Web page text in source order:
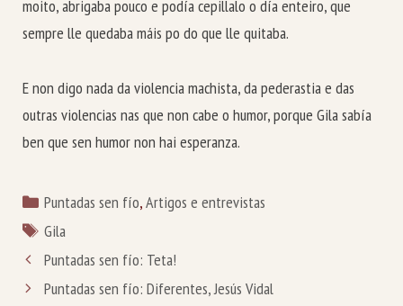
moito, abrigaba pouco e podía cepillalo o día enteiro, que
sempre lle quedaba máis po do que lle quitaba.
E non digo nada da violencia machista, da pederastia e das
outras violencias nas que non cabe o humor, porque Gila sabía
ben que sen humor non hai esperanza.
Categorías
Puntadas sen fío,Artigos e entrevistas
Etiquetas
Gila
Puntadas sen fío: Teta!
Puntadas sen fío: Diferentes, Jesús Vidal